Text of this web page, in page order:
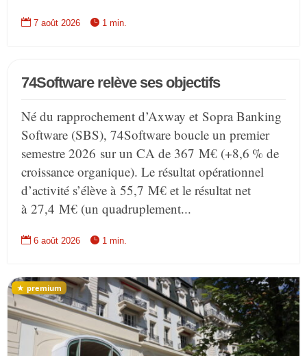
 7 août 2026  1 min.
74Software relève ses objectifs
Né du rapprochement d’Axway et Sopra Banking
Software (SBS), 74Software boucle un premier
semestre 2026 sur un CA de 367 M€ (+8,6 % de
croissance organique). Le résultat opérationnel
d’activité s’élève à 55,7 M€ et le résultat net
à 27,4 M€ (un quadruplement...
 6 août 2026  1 min.